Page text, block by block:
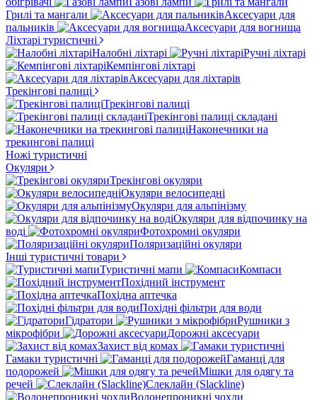
Грилі та мангали
Аксесуари для
пальників
Аксесуари для вогнища
Ліхтарі туристичні
Налобні ліхтарі
Ручні ліхтарі
Кемпінгові ліхтарі
Аксесуари для ліхтарів
Трекінгові палиці
Трекінгові палиці
Трекінгові палиці складані
Наконечники на
трекингові палиці
Ножі туристичні
Окуляри
Трекінгові окуляри
Окуляри велосипедні
Окуляри для альпінізму
Окуляри для відпочинку на
воді
Фотохромні окуляри
Поляризаційні окуляри
Інші туристичні товари
Туристичні мапи
Компаси
Похідний інструмент
Похідна аптечка
Похідні фільтри для води
Гідратори
Рушники з
мікрофібри
Дорожні аксесуари
Захист від комах
Гамаки туристичні
Гаманці для
подорожей
Мішки для одягу та
речей
Слеклайн (Slackline)
Водонепроникні чохли